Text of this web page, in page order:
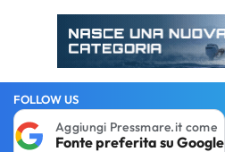
FOLLOW US
Aggiungi Pressmare.it come
Fonte preferita su Google